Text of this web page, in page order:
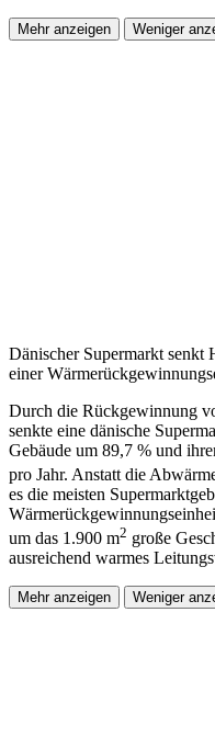
Mehr anzeigen Weniger
Dänischer Supermarkt senkt
einer
Durch die Rückgewinnung
senkte eine dänische
Gebäude um 89,7 % und
pro Jahr. Anstatt die
es die meisten
um das 1.900 m2 große
ausreichend warmes
Mehr anzeigen Weniger